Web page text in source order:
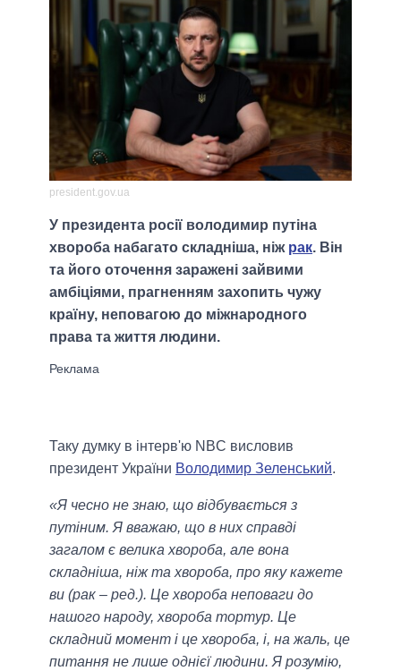
president.gov.ua
У президента росії володимир путіна
хвороба набагато складніша, ніж рак. Він
та його оточення заражені зайвими
амбіціями, прагненням захопить чужу
країну, неповагою до міжнародного
права та життя людини.
Таку думку в інтерв'ю NBC висловив
президент України Володимир Зеленський.
«Я чесно не знаю, що відбувається з
путіним. Я вважаю, що в них справді
загалом є велика хвороба, але вона
складніша, ніж та хвороба, про яку кажете
ви (рак – ред.). Це хвороба неповаги до
нашого народу, хвороба тортур. Це
складний момент і це хвороба, і, на жаль, це
питання не лише однієї людини. Я розумію,